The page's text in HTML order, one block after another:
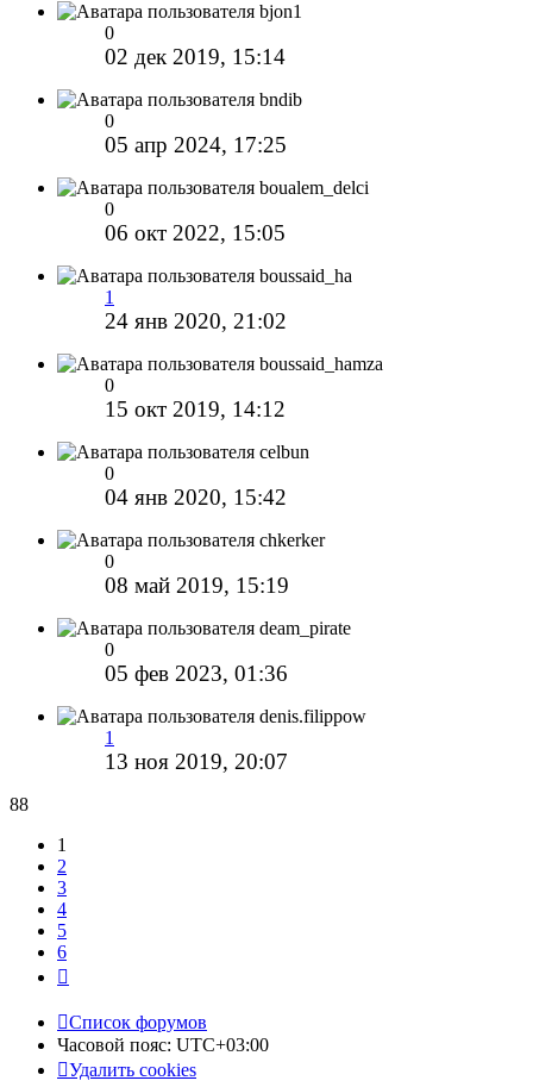
bjon1
0
02 дек 2019, 15:14
bndib
0
05 апр 2024, 17:25
boualem_delci
0
06 окт 2022, 15:05
boussaid_ha
1
24 янв 2020, 21:02
boussaid_hamza
0
15 окт 2019, 14:12
celbun
0
04 янв 2020, 15:42
chkerker
0
08 май 2019, 15:19
deam_pirate
0
05 фев 2023, 01:36
denis.filippow
1
13 ноя 2019, 20:07
88
1
2
3
4
5
6
Список форумов
Часовой пояс: UTC+03:00
Удалить cookies